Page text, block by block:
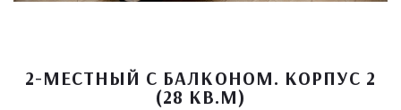
2-МЕСТНЫЙ С БАЛКОНОМ. КОРПУС 2
(28 КВ.М)